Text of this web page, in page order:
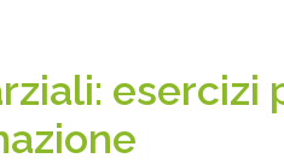
esercizi